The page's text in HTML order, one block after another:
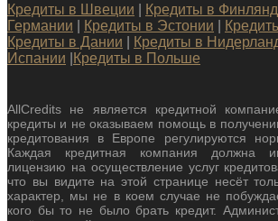
Кредиты в Швеции Кредиты в
Германии
Кредиты в Эстонии
Кредиты в Дании
Кредиты в
Испании
Кредиты в Польше
AllCredits не является кредитной
кредиты и не оказываем помощь в
кредитования в Европе регулируются
Каждая кредитная компания должна
лицензию на осуществление услуг
что вы видите на этой странице несёт
характер, мы не в коем случае не
кого бы то не было брать кредит.